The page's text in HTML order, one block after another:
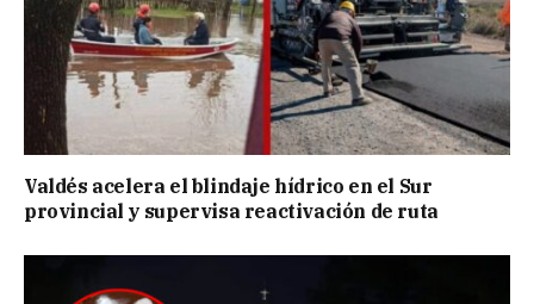
Valdés acelera el blindaje hídrico en el Sur
provincial y supervisa reactivación de ruta